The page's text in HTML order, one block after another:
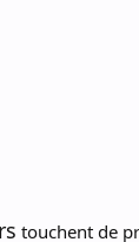
touchent de